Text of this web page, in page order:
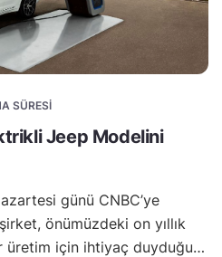
SÜRESI
Jeep Modelini
günü CNBC’ye
önümüzdeki on yıllık
üretim için ihtiyaç duyduğu…